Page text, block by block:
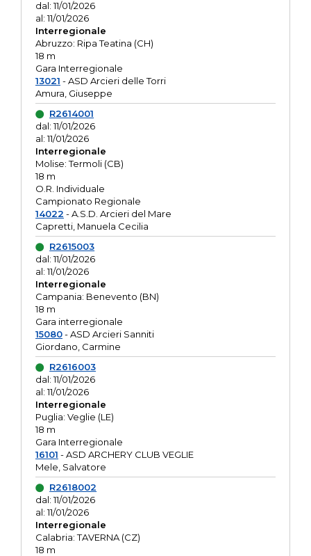
dal: 11/01/2026
al: 11/01/2026
Interregionale
Abruzzo: Ripa Teatina (CH)
18 m
Gara Interregionale
13021 - ASD Arcieri delle Torri
Amura, Giuseppe
R2614001
dal: 11/01/2026
al: 11/01/2026
Interregionale
Molise: Termoli (CB)
18 m
O.R. Individuale
Campionato Regionale
14022 - A.S.D. Arcieri del Mare
Capretti, Manuela Cecilia
R2615003
dal: 11/01/2026
al: 11/01/2026
Interregionale
Campania: Benevento (BN)
18 m
Gara interregionale
15080- ASD Arcieri Sanniti
Giordano, Carmine
R2616003
dal: 11/01/2026
al: 11/01/2026
Interregionale
Puglia: Veglie (LE)
18 m
Gara Interregionale
16101 - ASD ARCHERY CLUB VEGLIE
Mele, Salvatore
R2618002
dal: 11/01/2026
al: 11/01/2026
Interregionale
Calabria: TAVERNA (CZ)
18 m